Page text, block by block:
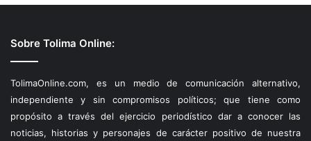
Sobre Tolima Online:
TolimaOnline.com, es un medio de comunicación alternativo,
independiente y sin compromisos políticos; que tiene como
propósito a través del ejercicio periodístico dar a conocer las
noticias, historias y personajes de carácter positivo de nuestra